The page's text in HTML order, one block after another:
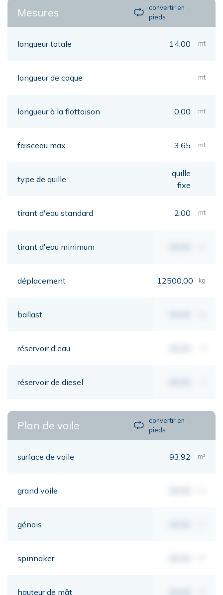
Mesures
convertir en
pieds
longueur totale 14,00 mt
longueur de coque mt
longueur à la flottaison 0,00 mt
faisceau max 3,65 mt
type de quille
quille
fixe
tirant d'eau standard 2,00 mt
tirant d'eau minimum
déplacement 12500,00 kg
ballast
réservoir d'eau
réservoir de diesel
Plan de voile
convertir en
pieds
surface de voile 93,92 m²
grand voile
génois
spinnaker
hauteur de mât